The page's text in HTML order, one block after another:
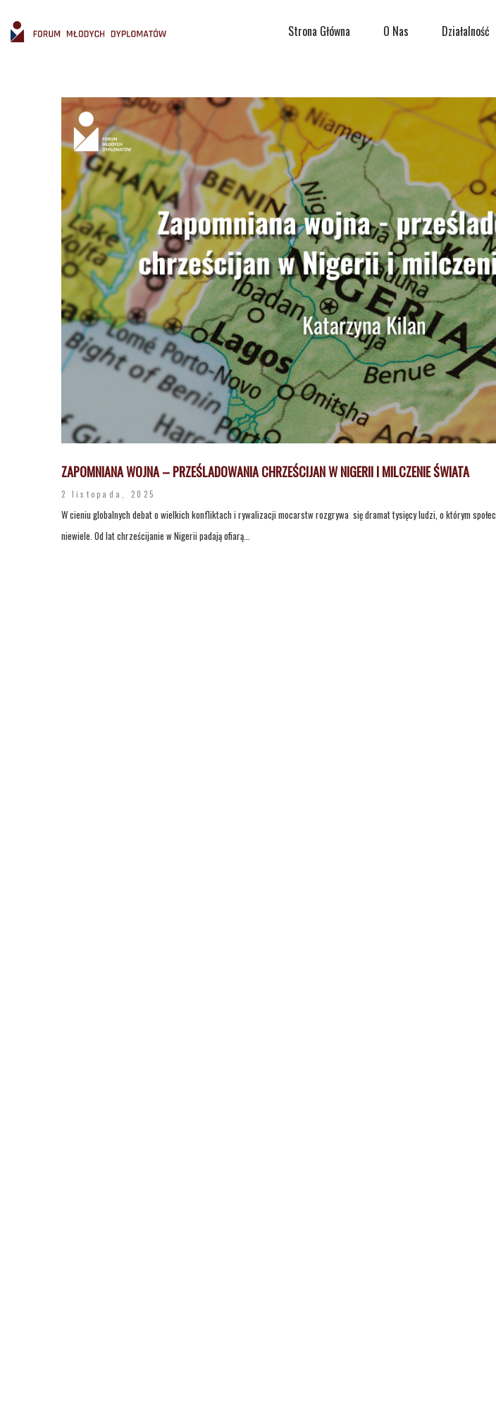
Strona Główna O Nas Działalność
ZAPOMNIANA WOJNA – PRZEŚLADOWANIA CHRZEŚCIJAN W NIGERII I MILCZENIE ŚWIATA
2 listopada, 2025
W cieniu globalnych debat o wielkich konfliktach i rywalizacji mocarstw rozgrywa się dramat tysięcy ludzi, o którym
niewiele. Od lat chrześcijanie w Nigerii padają ofiarą...